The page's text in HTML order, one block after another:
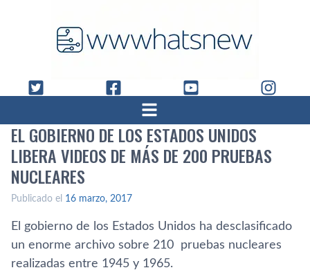
EL GOBIERNO DE LOS ESTADOS UNIDOS
LIBERA VIDEOS DE MÁS DE 200 PRUEBAS
NUCLEARES
Publicado el 16 marzo, 2017
El gobierno de los Estados Unidos ha desclasificado
un enorme archivo sobre 210 pruebas nucleares
realizadas entre 1945 y 1965.